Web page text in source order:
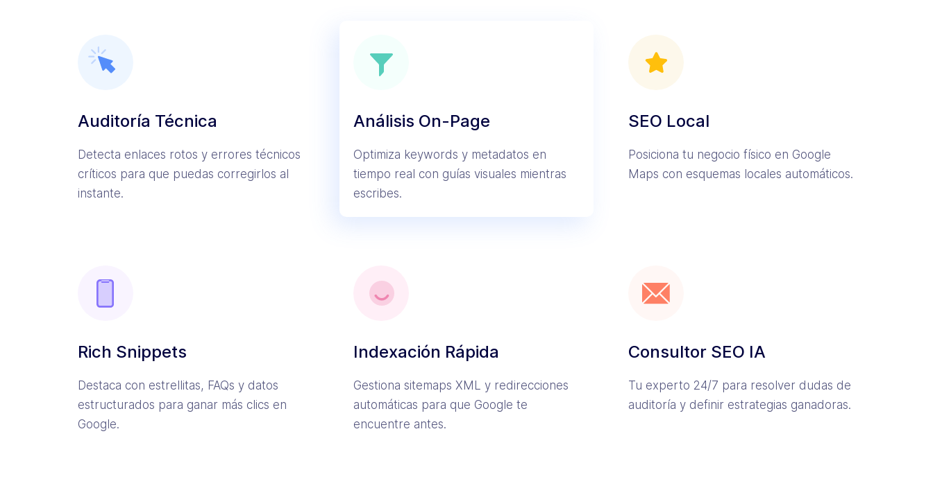
Auditoría Técnica
Detecta enlaces rotos y errores técnicos
críticos para que puedas corregirlos al
instante.
Análisis On-Page
Optimiza keywords y metadatos en
tiempo real con guías visuales mientras
escribes.
SEO Local
Posiciona tu negocio físico en Google
Maps con esquemas locales automáticos.
Rich Snippets
Destaca con estrellitas, FAQs y datos
estructurados para ganar más clics en
Google.
Indexación Rápida
Gestiona sitemaps XML y redirecciones
automáticas para que Google te
encuentre antes.
Consultor SEO IA
Tu experto 24/7 para resolver dudas de
auditoría y definir estrategias ganadoras.